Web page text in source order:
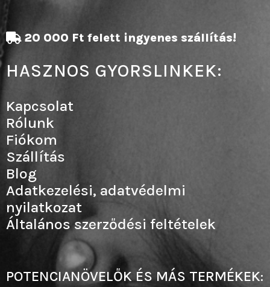
20 000 Ft felett ingyenes szállítás!
HASZNOS GYORSLINKEK:
Kapcsolat
Rólunk
Fiókom
Szállítás
Blog
Adatkezelési, adatvédelmi
nyilatkozat
Általános szerződési feltételek
POTENCIANÖVELŐK ÉS MÁS TERMÉKEK: